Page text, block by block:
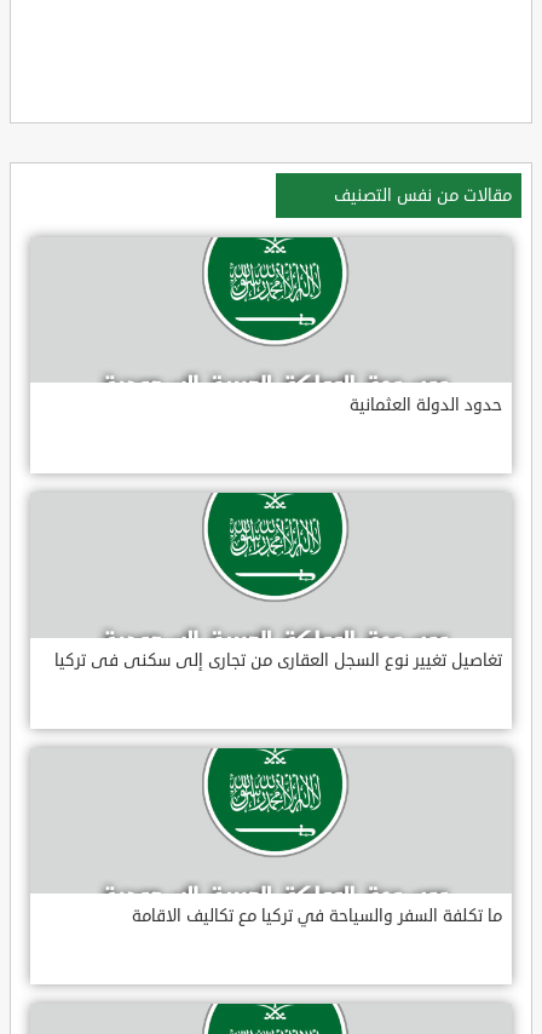
مقالات من نفس التصنيف
حدود الدولة العثمانية
تغاصيل تغيير نوع السجل العقارى من تجارى إلى سكنى فى تركيا
ما تكلفة السفر والسياحة في تركيا مع تكاليف الاقامة